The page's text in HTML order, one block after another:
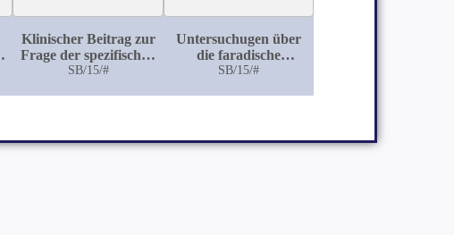
Klinischer Beitrag zur
Frage der spezifischen
Nephritis bei
SB/15/#
Untersuchugen über
die faradische
Auslösung des
SB/15/#